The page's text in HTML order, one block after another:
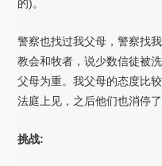
的)。
警察也找过我父母，警察找
教会和牧者，说少数信徒被
父母为重。我父母的态度比
法庭上见，之后他们也消停了
挑战: